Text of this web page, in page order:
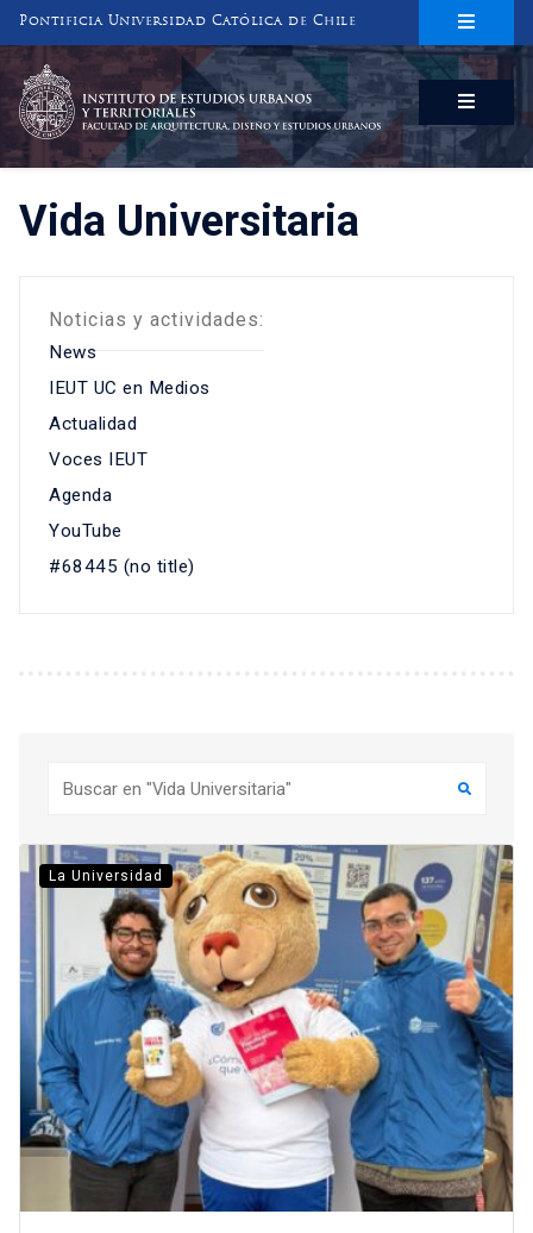
Pontificia Universidad Católica de Chile
INSTITUTO DE ESTUDIOS URBANOS
Y TERRITORIALES
FACULTAD DE ARQUITECTURA, DISEÑO Y ESTUDIOS URBANOS
Vida Universitaria
Noticias y actividades:
News
IEUT UC en Medios
Actualidad
Voces IEUT
Agenda
YouTube
#68445 (no title)
La Universidad